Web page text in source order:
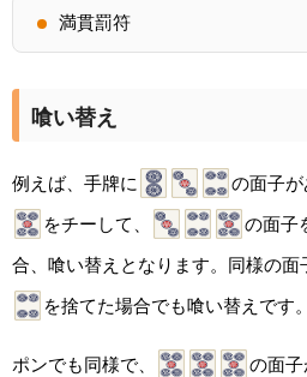
満貫罰符
喰い替え
例えば、手牌に
の面子
をチーして、
の面子
合、喰い替えとなります。同様の面
を捨てた場合でも喰い替えです。
ポンでも同様で、 の面